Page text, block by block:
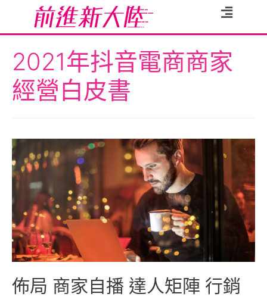
2021年抖音電商商家
經營白皮書
佈局 商家自播 達人矩陣 行銷